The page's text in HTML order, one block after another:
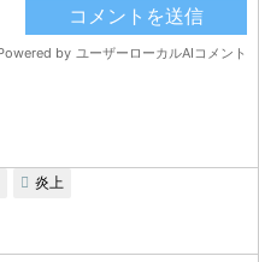
炎上